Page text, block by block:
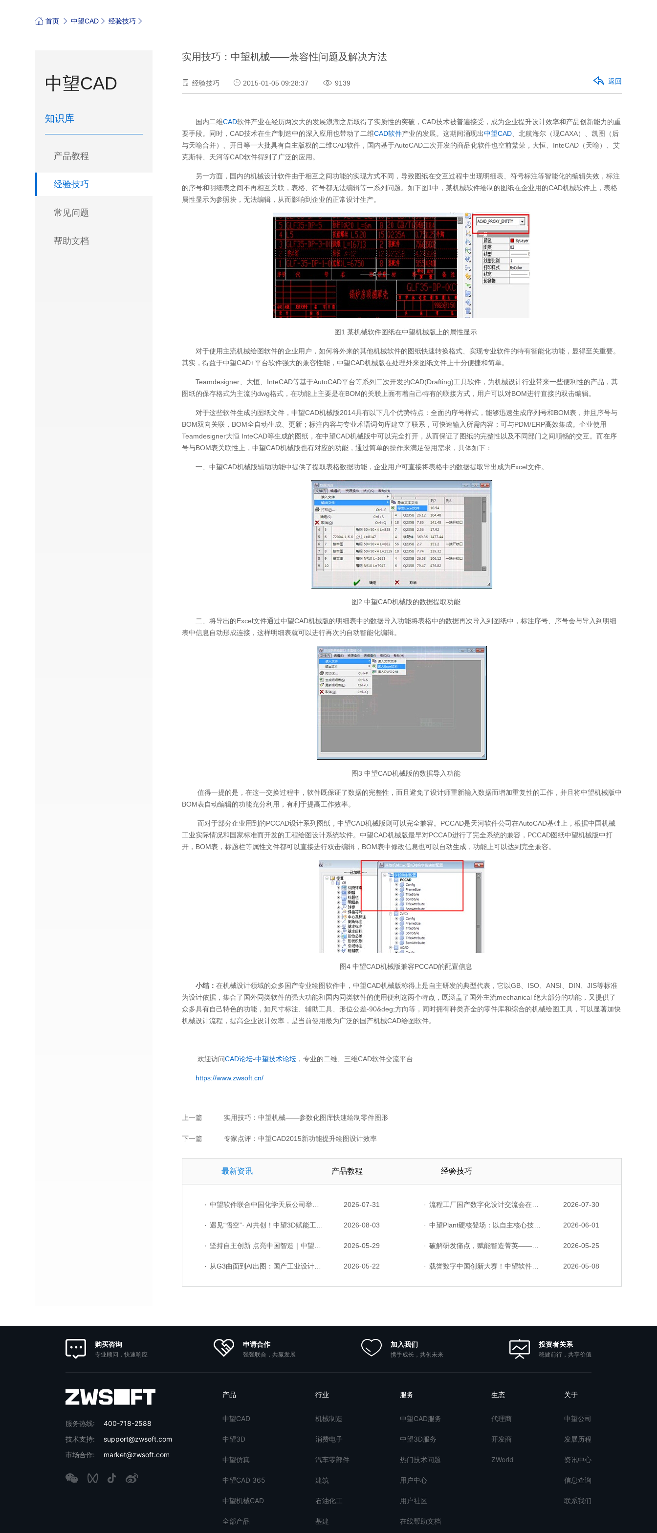
首页 中望CAD 经验技巧
中望CAD
知识库
产品教程
经验技巧
常见问题
帮助文档
实用技巧：中望机械——兼容性问题及解决方法
经验技巧 2015-01-05 09:28:37 9139 返回
国内二维CAD软件产业在经历两次大的发展浪潮之后取得了实质性的突破，CAD技术被普遍接受，成为企业提升设计效率和产品创新能力的重
要手段。同时，CAD技术在生产制造中的深入应用也带动了二维CAD软件产业的发展。这期间涌现出中望CAD、北航海尔（现CAXA）、凯图（后
与天喻合并）、开目等一大批具有自主版权的二维CAD软件，国内基于AutoCAD二次开发的商品化软件也空前繁荣，大恒、InteCAD（天喻）、艾
克斯特、天河等CAD软件得到了广泛的应用。
另一方面，国内的机械设计软件由于相互之间功能的实现方式不同，导致图纸在交互过程中出现明细表、符号标注等智能化的编辑失效，标注
的序号和明细表之间不再相互关联，表格、符号都无法编辑等一系列问题。如下图1中，某机械软件绘制的图纸在企业用的CAD机械软件上，表格
属性显示为参照块，无法编辑，从而影响到企业的正常设计生产。
图1 某机械软件图纸在中望机械版上的属性显示
对于使用主流机械绘图软件的企业用户，如何将外来的其他机械软件的图纸快速转换格式、实现专业软件的特有智能化功能，显得至关重要。
其实，得益于中望CAD+平台软件强大的兼容性能，中望CAD机械版在处理外来图纸文件上十分便捷和简单。
Teamdesigner、大恒、InteCAD等基于AutoCAD平台等系列二次开发的CAD(Drafting)工具软件，为机械设计行业带来一些便利性的产品，其
图纸的保存格式为主流的dwg格式，在功能上主要是在BOM的关联上面有着自己特有的联接方式，用户可以对BOM进行直接的双击编辑。
对于这些软件生成的图纸文件，中望CAD机械版2014具有以下几个优势特点：全面的序号样式，能够迅速生成序列号和BOM表，并且序号与
BOM双向关联，BOM全自动生成、更新；标注内容与专业术语词句库建立了联系，可快速输入所需内容；可与PDM/ERP高效集成。企业使用
Teamdesigner大恒 InteCAD等生成的图纸，在中望CAD机械版中可以完全打开，从而保证了图纸的完整性以及不同部门之间顺畅的交互。而在序
号与BOM表关联性上，中望CAD机械版也有对应的功能，通过简单的操作来满足使用需求，具体如下：
一、中望CAD机械版辅助功能中提供了提取表格数据功能，企业用户可直接将表格中的数据提取导出成为Excel文件。
图2 中望CAD机械版的数据提取功能
二、将导出的Excel文件通过中望CAD机械版的明细表中的数据导入功能将表格中的数据再次导入到图纸中，标注序号、序号会与导入到明细
表中信息自动形成连接，这样明细表就可以进行再次的自动智能化编辑。
图3 中望CAD机械版的数据导入功能
值得一提的是，在这一交换过程中，软件既保证了数据的完整性，而且避免了设计师重新输入数据而增加重复性的工作，并且将中望机械版中
BOM表自动编辑的功能充分利用，有利于提高工作效率。
而对于部分企业用到的PCCAD设计系列图纸，中望CAD机械版则可以完全兼容。PCCAD是天河软件公司在AutoCAD基础上，根据中国机械
工业实际情况和国家标准而开发的工程绘图设计系统软件。中望CAD机械版最早对PCCAD进行了完全系统的兼容，PCCAD图纸中望机械版中打
开，BOM表，标题栏等属性文件都可以直接进行双击编辑，BOM表中修改信息也可以自动生成，功能上可以达到完全兼容。
图4 中望CAD机械版兼容PCCAD的配置信息
小结： 在机械设计领域的众多国产专业绘图软件中，中望CAD机械版称得上是自主研发的典型代表，它以GB、ISO、ANSI、DIN、JIS等标准
为设计依据，集合了国外同类软件的强大功能和国内同类软件的使用便利这两个特点，既涵盖了国外主流mechanical 绝大部分的功能，又提供了
众多具有自己特色的功能，如尺寸标注、辅助工具、形位公差-90&deg;方向等，同时拥有种类齐全的零件库和综合的机械绘图工具，可以显著加快
机械设计流程，提高企业设计效率，是当前使用最为广泛的国产机械CAD绘图软件。
欢迎访问CAD论坛-中望技术论坛 ，专业的二维、三维CAD软件交流平台
https://www.zwsoft.cn/
上一篇 实用技巧：中望机械——参数化图库快速绘制零件图形
下一篇 专家点评：中望CAD2015新功能提升绘图设计效率
最新资讯 产品教程 经验技巧
· 中望软件联合中国化学天辰公司举办“走进标杆企业”研讨会，共探流程工业数字化创新实践 2026-07-31 · 流程工厂国产数字化设计交流会在天津召开，中望自主CAD底座助力行业数字化转型实践获广泛关注 2026-07-30
· 遇见“悟空”· AI共创！中望3D赋能工业设计国产化与AI创新升级 2026-08-03 · 中望Plant硬核登场：以自主核心技术，破解流程工业数据一致性与协同困境 2026-06-01
· 坚持自主创新 点亮中国智造｜中望软件亮相第十届中国网络版权保护与发展大会 2026-05-29 · 破解研发痛点，赋能智造菁英——苏州研发菁英 CTO 成长营暨高级人才认证启动会圆满落幕 2026-05-25
· 从G3曲面到AI出图：国产工业设计软件的硬实力到底怎么样了？ 2026-05-22 · 载誉数字中国创新大赛！中望软件携手三家伙伴，斩获信创赛道多项大奖 2026-05-08
购买咨询
专业顾问，快速响应
申请合作
强强联合，共赢发展
加入我们
携手成长，共创未来
投资者关系
稳健前行，共享价值
服务热线:
400-718-2588
技术支持:
support@zwsoft.com
市场合作:
market@zwsoft.com
产品
中望CAD
中望3D
中望仿真
中望CAD 365
中望机械CAD
全部产品
行业
机械制造
消费电子
汽车零部件
建筑
石油化工
基建
服务
中望CAD服务
中望3D服务
热门技术问题
用户中心
用户社区
在线帮助文档
生态
代理商
开发商
ZWorld
关于
中望公司
发展历程
资讯中心
信息查询
联系我们